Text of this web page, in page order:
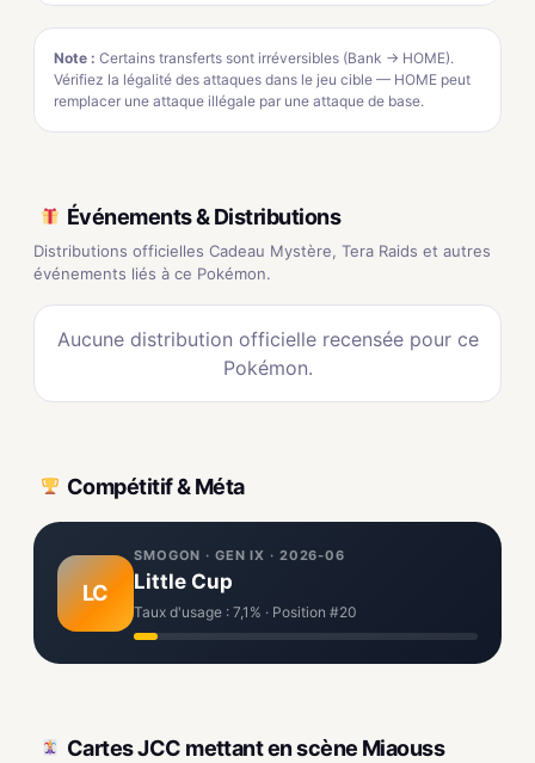
Note : Certains transferts sont irréversibles (Bank → HOME).
Vérifiez la légalité des attaques dans le jeu cible — HOME peut
remplacer une attaque illégale par une attaque de base.
Événements & Distributions
Distributions officielles Cadeau Mystère, Tera Raids et autres
événements liés à ce Pokémon.
Aucune distribution officielle recensée pour ce
Pokémon.
Compétitif & Méta
LC
SMOGON · GEN IX · 2026-06
Little Cup
Taux d'usage : 7,1% · Position #20
Cartes JCC mettant en scène Miaouss